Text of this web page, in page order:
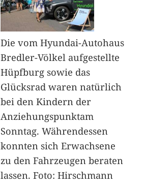
Die vom Hyundai-Autohaus
Bredler-Völkel aufgestellte
Hüpfburg sowie das
Glücksrad waren natürlich
bei den Kindern der
Anziehungspunktam
Sonntag. Währendessen
konnten sich Erwachsene
zu den Fahrzeugen beraten
lassen. Foto: Hirschmann